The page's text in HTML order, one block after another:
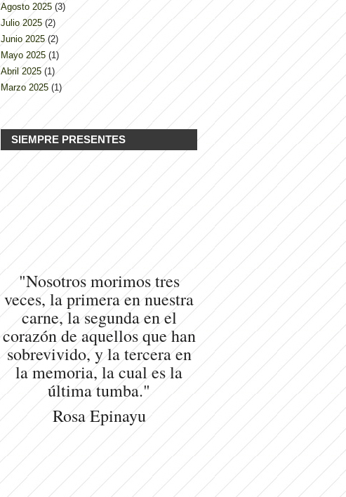
Agosto 2025 (3)
Julio 2025 (2)
Junio 2025 (2)
Mayo 2025 (1)
Abril 2025 (1)
Marzo 2025 (1)
SIEMPRE PRESENTES
"Nosotros morimos tres
veces, la primera en nuestra
carne, la segunda en el
corazón de aquellos que han
sobrevivido, y la tercera en
la memoria, la cual es la
última tumba."
Rosa Epinayu